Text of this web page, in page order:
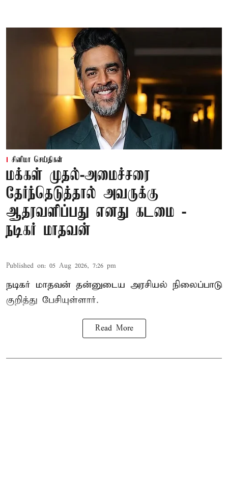
சினிமா செய்திகள்
மக்கள் முதல்-அமைச்சரை
தேர்ந்தெடுத்தால் அவருக்கு
ஆதரவளிப்பது எனது கடமை -
நடிகர் மாதவன்
Published on: 05 Aug 2026, 7:26 pm
நடிகர் மாதவன் தன்னுடைய அரசியல் நிலைப்பாடு
குறித்து பேசியுள்ளார்.
Read More